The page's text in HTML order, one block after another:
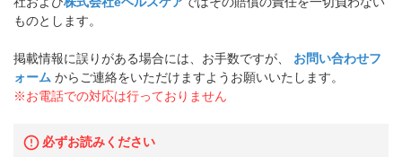
ものとします。
掲載情報に誤りがある場合には、お手数ですが、
お問い合わせフ
ォーム からご連絡をいただけますようお願いいたします。
※お電話での対応は行っておりません
必ずお読みください